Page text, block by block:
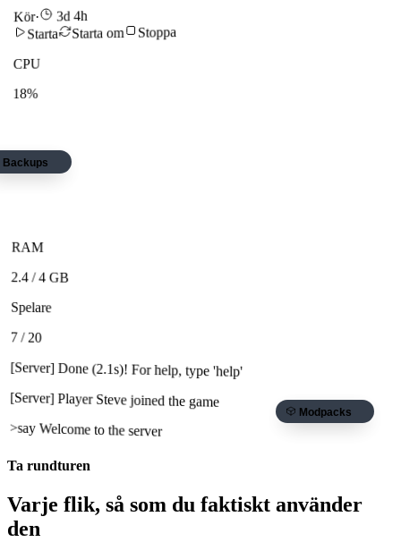
Backups
Modpacks
Kör· 3d 4h
Starta Starta om Stoppa
CPU
18%
RAM
2.4/ 4 GB
Spelare
7/ 20
[Server] Done (2.1s)! For help, type 'help'
[Server] Player Steve joined the game
>say Welcome to the server
Ta rundturen
Varje flik, så som du faktiskt använder
den